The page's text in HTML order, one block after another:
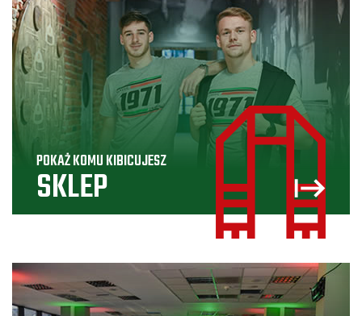
POKAŻ KOMU KIBICUJESZ
SKLEP